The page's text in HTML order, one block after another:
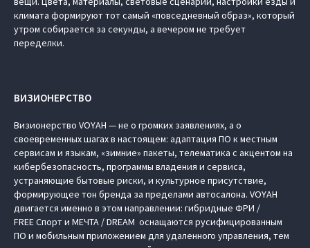
климата формируют тот самый «повседневный образ», который
утром собирается за секунды, а вечером не требует
переделки.
ВИЗИОНЕРСТВО
Визионерство VOYAH — не о громких заявлениях, а о
своевременных шагах в настоящем: адаптация ПО к местным
сервисам и языкам, «зимние» пакеты, телематика с акцентом на
кибербезопасность, программы владения и сервиса,
устраняющие бытовые риски, и культурное присутствие,
формирующее тон бренда за пределами автосалона. VOYAH
двигается именно в этом направлении: гибридные ФРИ /
FREE Спорт и МЕЧТА / DREAM оснащаются русифицированным
ПО и мобильным приложением для удаленного управления, тем